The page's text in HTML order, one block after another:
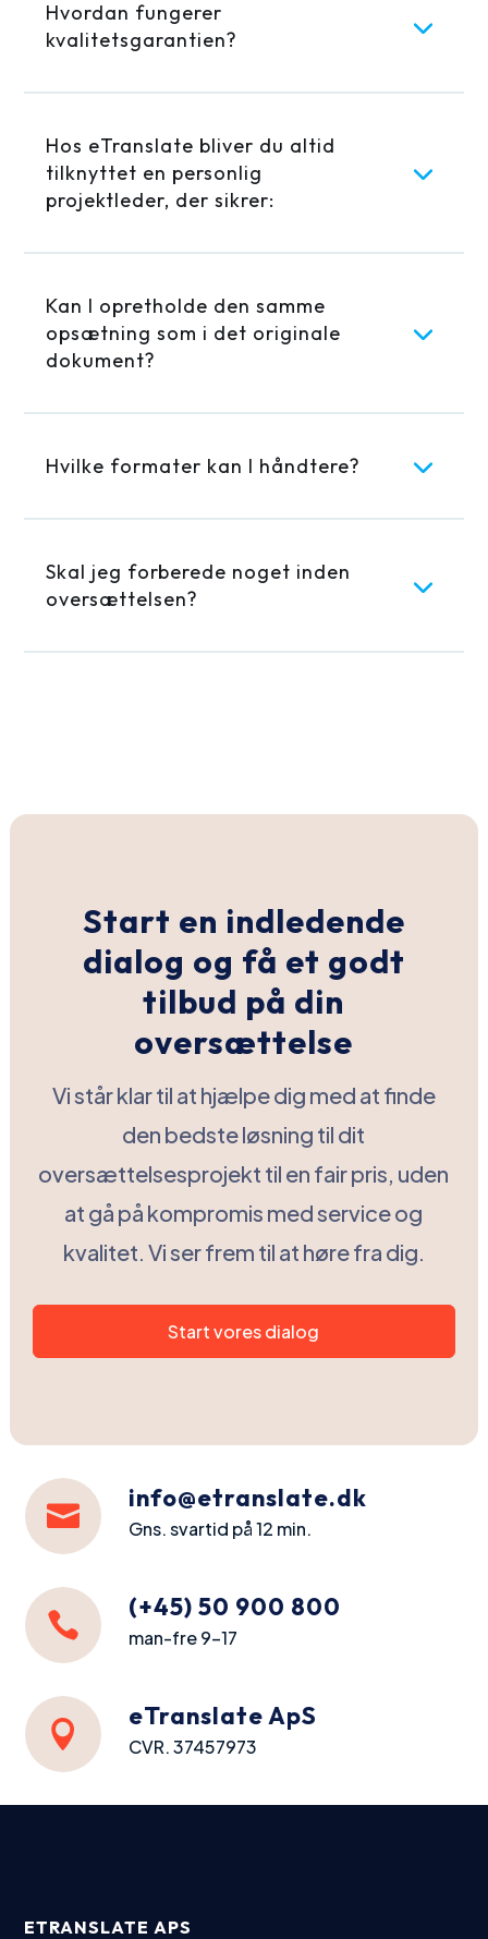
Hvordan fungerer
kvalitetsgarantien?
Hos eTranslate bliver du altid
tilknyttet en personlig
projektleder, der sikrer:
Kan I opretholde den samme
opsætning som i det originale
dokument?
Hvilke formater kan I håndtere?
Skal jeg forberede noget inden
oversættelsen?
Start en indledende
dialog og få et godt
tilbud på din
oversættelse
Vi står klar til at hjælpe dig med at finde
den bedste løsning til dit
oversættelsesprojekt til en fair pris, uden
at gå på kompromis med service og
kvalitet. Vi ser frem til at høre fra dig.
Start vores dialog

info@etranslate.dk
Gns. svartid på 12 min.

(+45) 50 900 800
man-fre 9-17

eTranslate ApS
CVR. 37457973
ETRANSLATE APS